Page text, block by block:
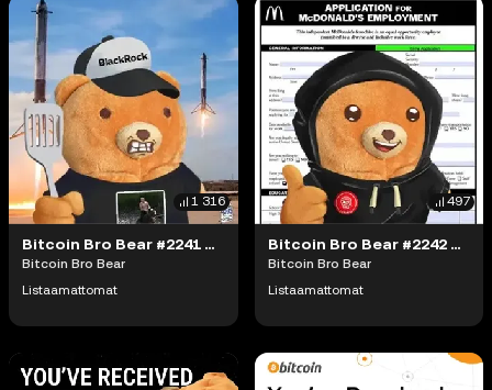
1 316
Bitcoin Bro Bear #2241 (#94083571)
Bitcoin Bro Bear
Listaamattomat
497
Bitcoin Bro Bear #2242 (#94083572)
Bitcoin Bro Bear
Listaamattomat